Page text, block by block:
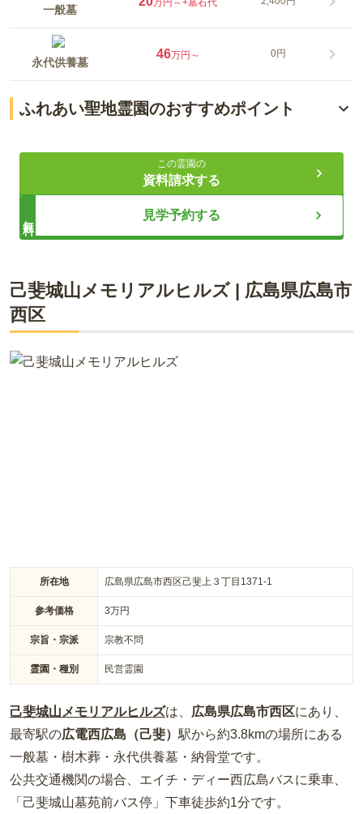
一般墓
永代供養墓
46万円～ 0円
ふれあい聖地霊園のおすすめポイント
自然豊かな公園墓地
夫婦墓の特別セットあり
安心して利用できる環境
ふれあい聖地霊園は、宗教不問で全区画に永代供養が付いた自
い、安心してご利用いただけます。期間限定で提供する夫婦墓
この霊園の
資料請求する
見学予約する
己斐城山メモリアルヒルズ | 広島県広島市
西区
所在地 広島県広島市西区己斐上３丁目1371-1
参考価格 3万円
宗旨・宗派 宗教不問
霊園・種別 民営霊園
己斐城山メモリアルヒルズは、 広島県広島市西区にあり、
最寄駅の広電西広島（己斐） 駅から約3.8kmの場所にある
一般墓・樹木葬・永代供養墓・納骨堂です。
公共交通機関の場合 、エイチ・ディー西広島バスに乗車、
「己斐城山墓苑前バス停」下車徒歩約1分です。